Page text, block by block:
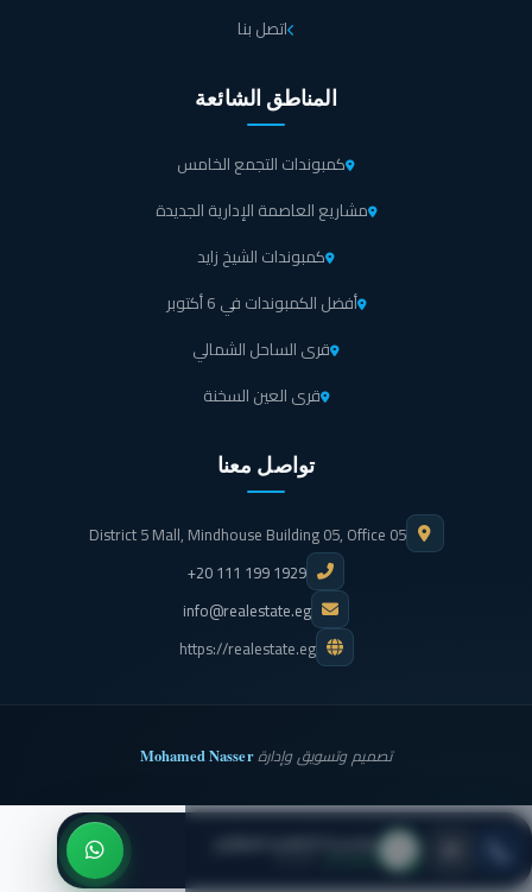
اتصل بنا
المناطق الشائعة
كمبوندات التجمع الخامس
مشاريع العاصمة الإدارية الجديدة
كمبوندات الشيخ زايد
أفضل الكمبوندات في 6 أكتوبر
قرى الساحل الشمالي
قرى العين السخنة
تواصل معنا
District 5 Mall, Mindhouse Building 05, Office 05
+20 111 199 1929
info@realestate.eg
https://realestate.eg
تصميم وتسويق وإدارةMohamed Nasser
بيلديريا للتطوير العقاري
● متاح الآن